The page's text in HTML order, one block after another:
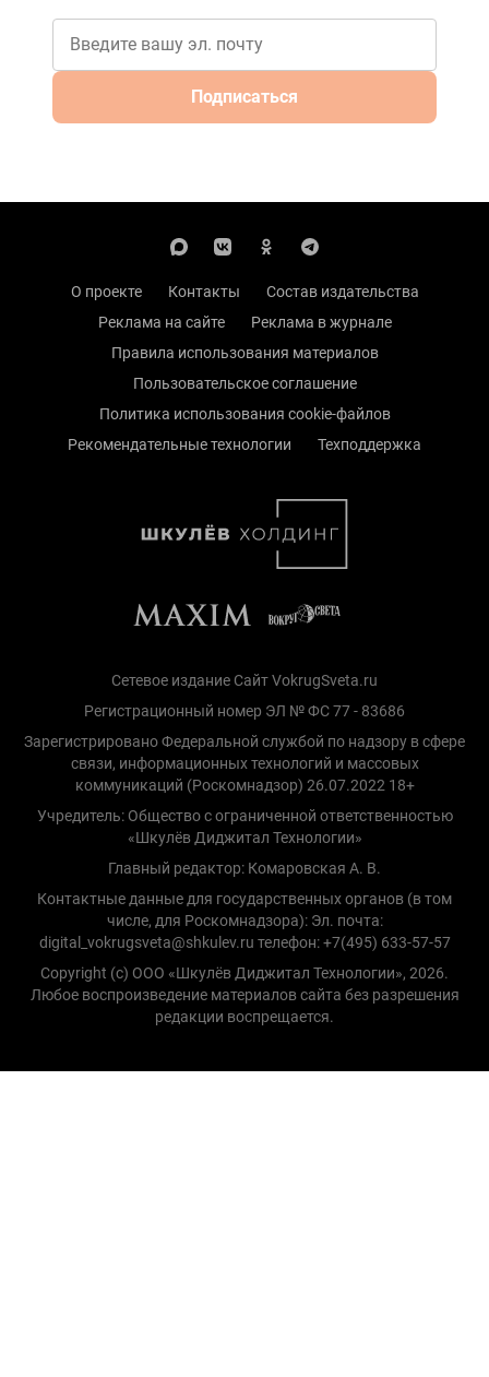
Подписаться
О проекте Контакты
Состав издательства
Реклама на сайте
Реклама в журнале
Правила использования материалов
Пользовательское соглашение
Политика использования cookie-файлов
Рекомендательные технологии
Техподдержка
Сетевое издание Сайт VokrugSveta.ru
Регистрационный номер ЭЛ № ФС 77 - 83686
Зарегистрировано Федеральной службой по надзору в сфере
связи, информационных технологий и массовых
коммуникаций (Роскомнадзор) 26.07.2022 18+
Учредитель: Общество с ограниченной ответственностью
«Шкулёв Диджитал Технологии»
Главный редактор: Комаровская А. В.
Контактные данные для государственных органов (в том
числе, для Роскомнадзора): Эл. почта:
digital_vokrugsveta@shkulev.ru телефон: +7(495) 633-57-57
Copyright (с) ООО «Шкулёв Диджитал Технологии», 2026.
Любое воспроизведение материалов сайта без разрешения
редакции воспрещается.